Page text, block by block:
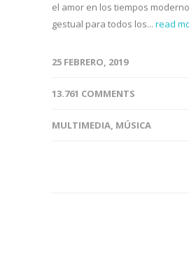
el amor en los tiempos
gestual para todos los... read
25 FEBRERO, 2019
13.761 COMMENTS
MULTIMEDIA, MÚSICA